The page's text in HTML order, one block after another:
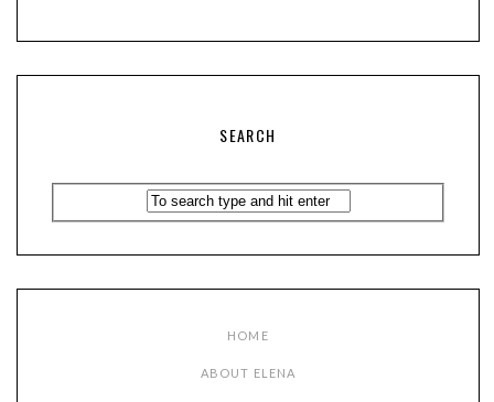
SEARCH
HOME
ABOUT ELENA